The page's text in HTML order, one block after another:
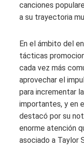
canciones
a su trayectoria
En el ámbito del
tácticas
cada vez más
aprovechar el
para incrementar
importantes, y en
destacó por su
enorme atención
asociado a Taylor